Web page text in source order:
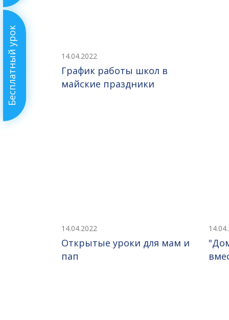
Бесплатный урок 14.04.2022
График работы школ в
майские праздники
14.04.2022
Открытые уроки для мам и
пап